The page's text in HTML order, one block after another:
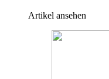
Artikel ansehen